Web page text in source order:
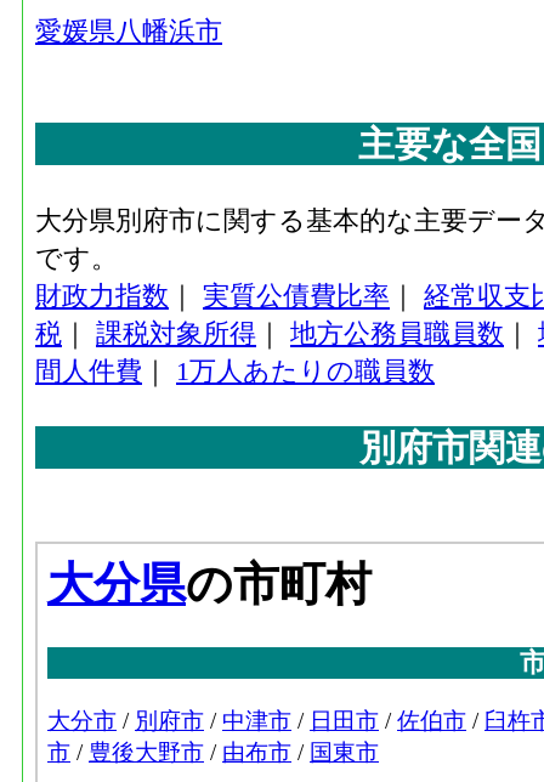
愛媛県八幡浜市
主要な全
大分県別府市に関する基本的な主要デ
です。
財政力指数 ｜ 実質公債費比率 ｜ 経常収支
税 ｜ 課税対象所得 ｜ 地方公務員職員数 ｜
間人件費 ｜ 1万人あたりの職員数
別府市関